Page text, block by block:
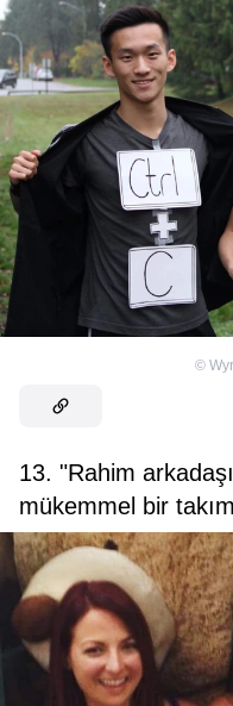
©
13. "Rahim
mükemmel bir